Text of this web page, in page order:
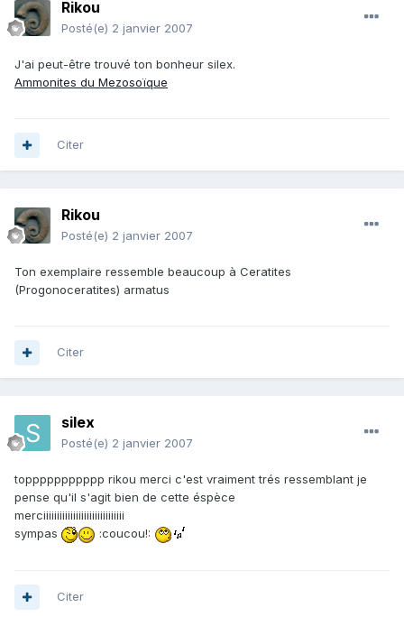
Rikou
Posté(e) 2 janvier 2007
J'ai peut-être trouvé ton bonheur silex.
Ammonites du Mezosoïque
Citer
Rikou
Posté(e) 2 janvier 2007
Ton exemplaire ressemble beaucoup à Ceratites
(Progonoceratites) armatus
Citer
silex
Posté(e) 2 janvier 2007
toppppppppppp rikou merci c'est vraiment trés ressemblant je
pense qu'il s'agit bien de cette éspèce
merciiiiiiiiiiiiiiiiiiiiiiiiiiiiii
sympas
:coucou!:
Citer